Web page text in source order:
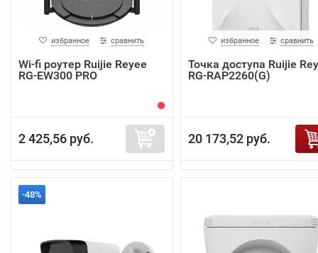
избранное сравнить
Wi-fi роутер Ruijie Reyee
RG-EW300 PRO
2 425,56 руб.
избранное сравнить
Точка доступа Ruijie
RG-RAP2260(G)
20 173,52 руб.
-48%